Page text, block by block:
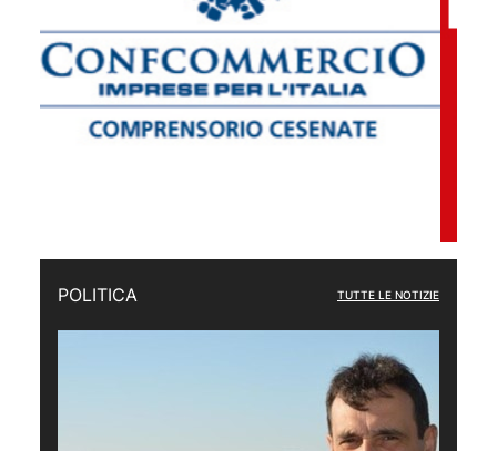
POLITICA TUTTE LE NOTIZIE